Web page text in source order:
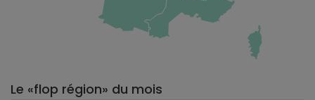
Le «flop région» du mois